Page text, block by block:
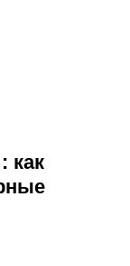
как